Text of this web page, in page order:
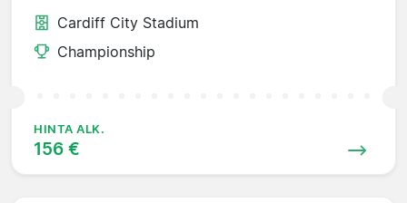
Cardiff City Stadium
Championship
HINTA ALK.
156 €